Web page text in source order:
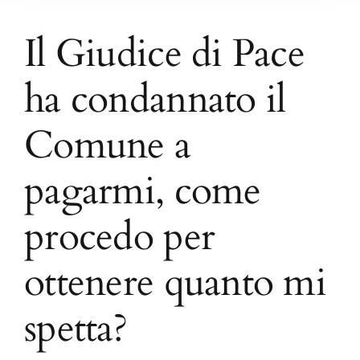
Il Giudice di Pace
ha condannato il
Comune a
pagarmi, come
procedo per
ottenere quanto mi
spetta?